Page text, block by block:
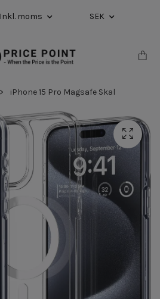
Inkl. moms SEK
iPhone 15 Pro Magsafe Skal